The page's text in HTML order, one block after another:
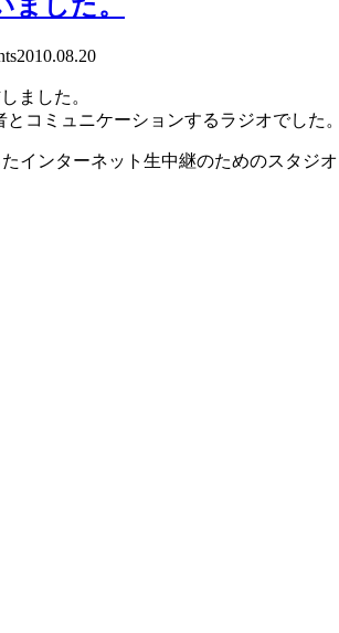
2010.08.20
ました。
コミュニケーションするラジオでした。
インターネット生中継のためのスタジオ